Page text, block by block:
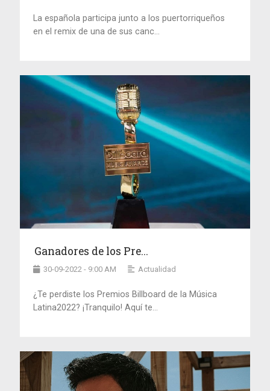
La española participa junto a los puertorriqueños
en el remix de una de sus canc...
Ganadores de los Pre...
30-09-2022 - 9:00 AM Actualidad
¿Te perdiste los Premios Billboard de la Música
Latina2022? ¡Tranquilo! Aquí te...